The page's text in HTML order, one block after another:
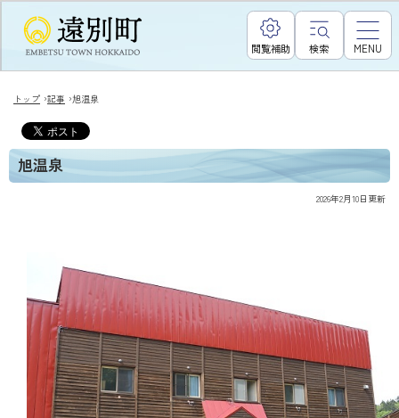
閲覧補助 検索 MENU
トップ ›記事 ›旭温泉
旭温泉
2026年2月10日 更新